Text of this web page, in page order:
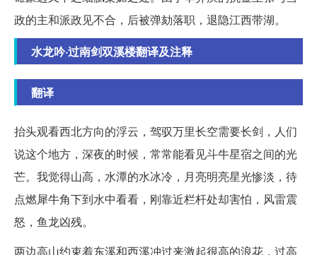
政的主和派政见不合，后被弹劾落职，退隐江西带湖。
水龙吟·过南剑双溪楼翻译及注释
翻译
抬头观看西北方向的浮云，驾驭万里长空需要长剑，人们
说这个地方，深夜的时候，常常能看见斗牛星宿之间的光
芒。我觉得山高，水潭的水冰冷，月亮明亮星光惨淡，待
点燃犀牛角下到水中看看，刚靠近栏杆处却害怕，风雷震
怒，鱼龙凶残。
两边高山约束着东溪和西溪冲过来激起很高的浪花，过高